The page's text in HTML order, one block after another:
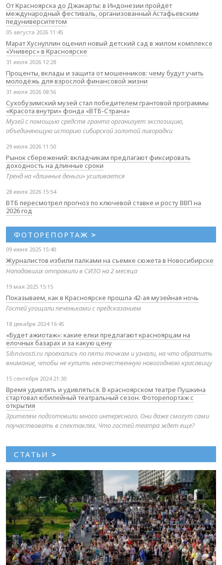
От Красноярска до Джакарты: в Индонезии пройдёт
международный фестиваль, организованный Астафьевским
педуниверситетом
05 августа 2026 11:45
Марат Хуснуллин оценил новый детский сад в жилом комплексе
«Универс» в Красноярске
31 июля 2026 12:28
Проценты, вклады и защита от мошенников: чему будут учить
молодёжь для взрослой финансовой жизни
31 июля 2026 08:56
Сухобузимский музей стал победителем грантовой программы
«Красота внутри» фонда «ВТБ-Страна»
Музей с помощью средств гранта организует экспозицию,
объединяющую историю сибирской золотой лихорадки
29 июля 2026 11:50
Рынок сбережений: вкладчикам предлагают фиксировать
доходность на длинные сроки
Тренд на «длинные деньги» усиливается
28 июля 2026 15:54
ВТБ пересмотрел прогноз по ключевой ставке и росту ВВП на
2026 год
ФОТОРЕПОРТАЖ >
09 июня 2025 15:40
Журналистов избили палками на съемке сюжета в Новосибирске
Нападавших отправили в СИЗО на 2 месяца
19 мая 2025 15:15
Показываем, как в Красноярске прошла 42-ая музейная ночь
Гостей угощали печеньками с предсказанием
18 декабря 2024 16:45
«Будет ажиотаж»: какие елки предлагают красноярцам на
елочных базарах и за какую цену
Sibnovosti.ru проехались по пяти точкам и узнали, на что обратить
внимание, чтобы не купить некачественную новогоднюю красавицу
15 сентября 2024 21:30
Время удивлять и удивляться. В красноярском театре Пушкина
стартовал юбилейный театральный сезон. Фоторепортаж с
открытия
Зрителям подготовили много интересного. Они даже смогут сами
поучаствовать в спектаклях. Что гостей театра ждет еще?
СТАТЬИ >